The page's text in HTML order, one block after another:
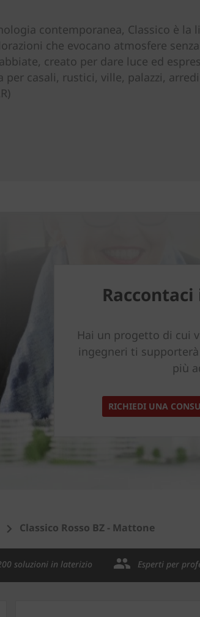
contemporanea, Classico è la
che evocano atmosfere
creato per dare luce ed
per casali, rustici, ville, palazzi,
Hai un progetto di cui
ingegneri ti
più
RICHIEDI UNA
Classico Rosso BZ - Mattone
soluzioni in laterizio Esperti per